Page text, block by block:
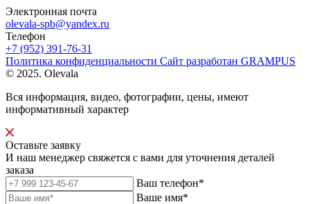
Электронная почта
olevala-spb@yandex.ru
Телефон
+7 (952) 391-76-31
Политика конфиденциальности Сайт разработан GRAMPUS
© 2025. Olevala
Вся информация, видео, фотографии, цены, имеют
информативный характер
Оставьте заявку
И наш менеджер свяжется с вами для уточнения деталей
заказа
Ваш телефон*
Ваше имя*